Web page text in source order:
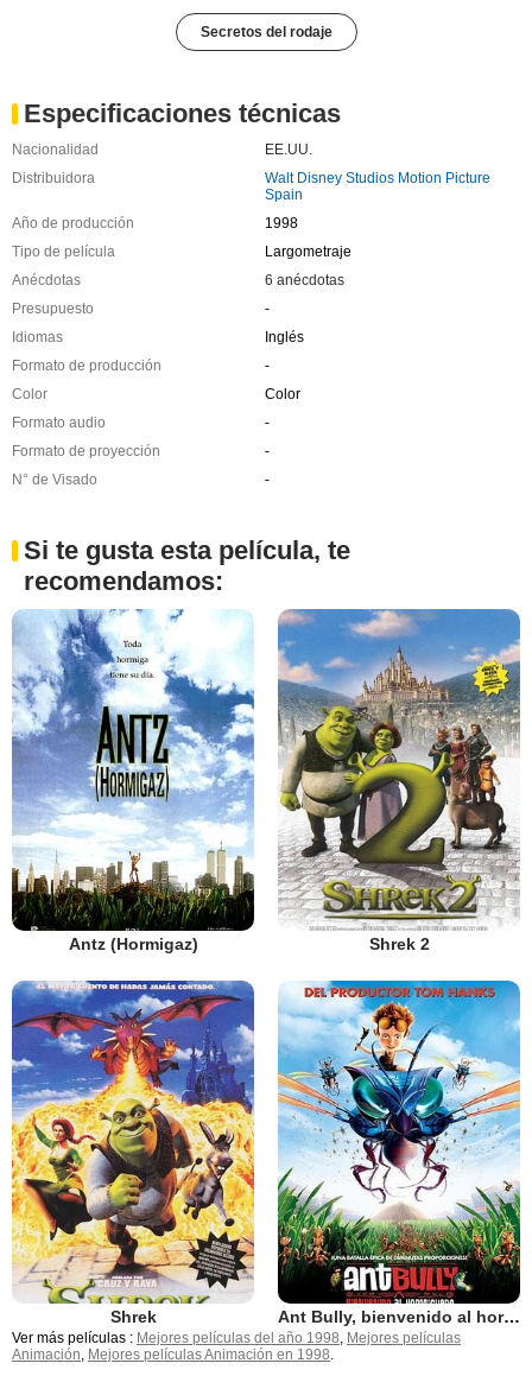
Secretos del rodaje
Especificaciones técnicas
Nacionalidad
EE.UU.
Distribuidora
Walt Disney Studios Motion Picture
Spain
Año de producción
1998
Tipo de película
Largometraje
Anécdotas
6 anécdotas
Presupuesto
-
Idiomas
Inglés
Formato de producción
-
Color
Color
Formato audio
-
Formato de proyección
-
N° de Visado
-
Si te gusta esta película, te
recomendamos:
Antz (Hormigaz) Shrek 2
Shrek Ant Bully, bienvenido al hormiguero
Ver más películas : Mejores películas del año 1998, Mejores películas
Animación, Mejores películas Animación en 1998.